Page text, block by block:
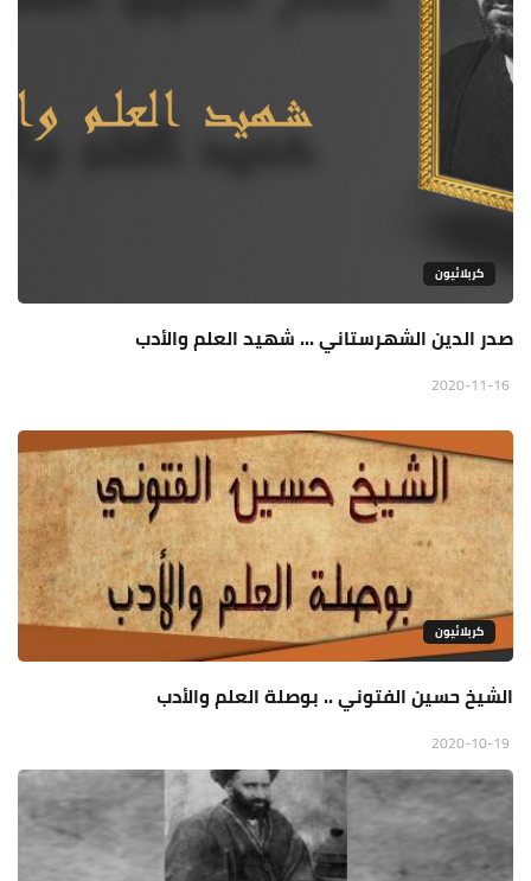
كربلائيون
صدر الدين الشهرستاني ... شهيد العلم والأدب
كربلائيون
الشيخ حسين الفتوني .. بوصلة العلم والأدب